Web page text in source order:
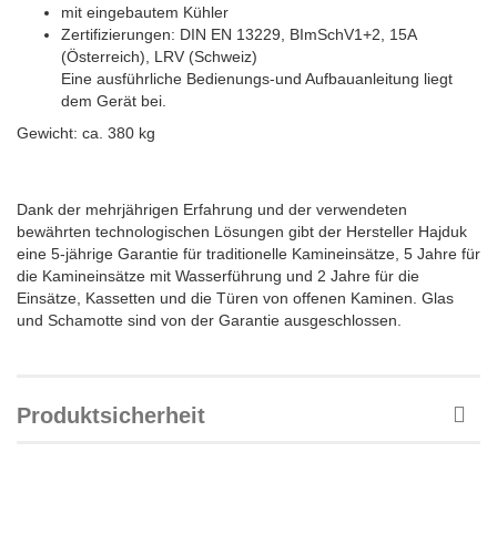
mit eingebautem Kühler
Zertifizierungen: DIN EN 13229, BImSchV1+2, 15A
(Österreich), LRV (Schweiz)
Eine ausführliche Bedienungs-und Aufbauanleitung liegt
dem Gerät bei.
Gewicht: ca. 380 kg
Dank der mehrjährigen Erfahrung und der verwendeten
bewährten technologischen Lösungen gibt der Hersteller Hajduk
eine 5-jährige Garantie für traditionelle Kamineinsätze, 5 Jahre für
die Kamineinsätze mit Wasserführung und 2 Jahre für die
Einsätze, Kassetten und die Türen von offenen Kaminen. Glas
und Schamotte sind von der Garantie ausgeschlossen.
Produktsicherheit